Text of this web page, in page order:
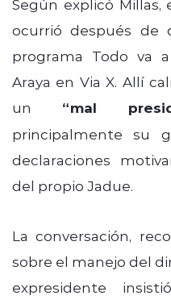
Según explicó
ocurrió después de
programa Todo va
Araya en Via X. Allí
un “mal
principalmente su
declaraciones
del propio Jadue.
La conversación,
sobre el manejo del
expresidente